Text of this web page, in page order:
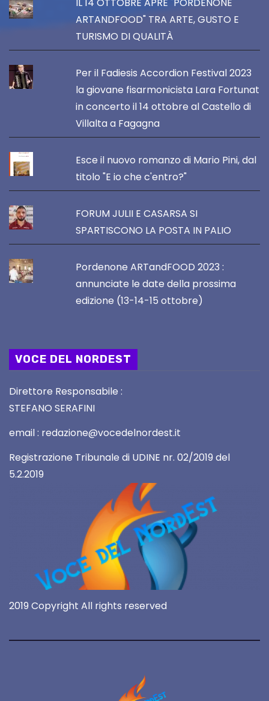
ARTANDFOOD" TRA ARTE, GUSTO E
TURISMO DI QUALITÀ
Per il Fadiesis Accordion Festival 2023
la giovane fisarmonicista Lara Fortunat
in concerto il 14 ottobre al Castello di
Villalta a Fagagna
Esce il nuovo romanzo di Mario Pini, dal
titolo "E io che c'entro?"
FORUM JULII E CASARSA SI
SPARTISCONO LA POSTA IN PALIO
Pordenone ARTandFOOD 2023 :
annunciate le date della prossima
edizione (13-14-15 ottobre)
VOCE DEL NORDEST
Direttore Responsabile :
STEFANO SERAFINI
email : redazione@vocedelnordest.it
Registrazione Tribunale di UDINE nr. 02/2019 del
5.2.2019
2019 Copyright All rights reserved